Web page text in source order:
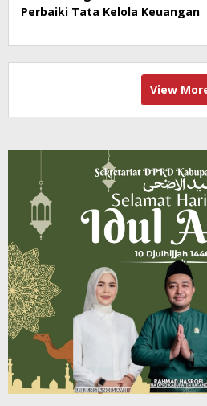
Perbaiki Tata Kelola Keuangan
View